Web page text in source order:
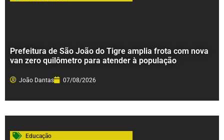
Prefeitura de São João do Tigre amplia frota com nova
van zero quilômetro para atender à população
João Dantas 07/08/2026
Educação